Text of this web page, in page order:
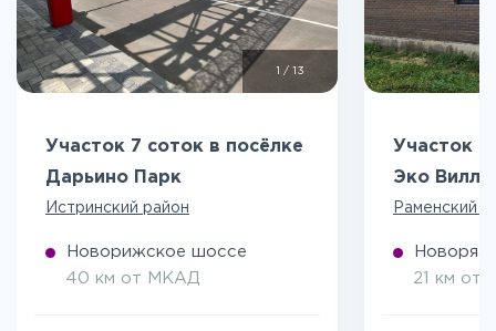
/ 13
Участок 7 соток в посёлке
Дарьино Парк
Истринский район
Новорижское шоссе
40 км от МКАД
Участок 5
Эко
Раменский
21 км от